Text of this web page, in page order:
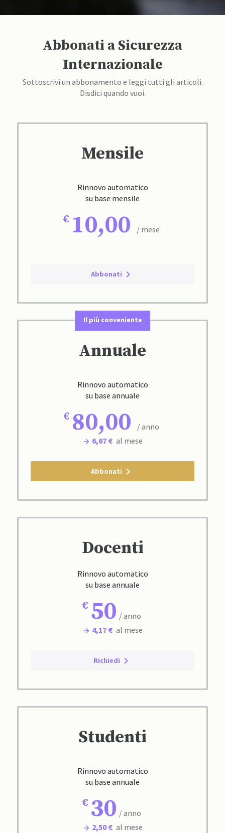
Abbonati a Sicurezza
Internazionale
Sottoscrivi un abbonamento e leggi tutti gli articoli.
Disdici quando vuoi.
Mensile
Rinnovo automatico
su base mensile
10,00 / mese
Abbonati
Il più conveniente
Annuale
Rinnovo automatico
su base annuale
80,00
/ anno
6,67 € al mese
Abbonati
Docenti
Rinnovo automatico
su base annuale
50 / anno
4,17 € al mese
Richiedi
Studenti
Rinnovo automatico
su base annuale
30 / anno
2,50 € al mese